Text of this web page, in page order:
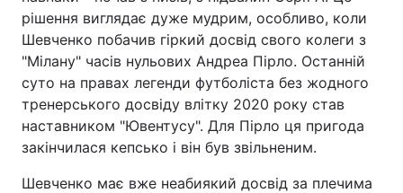
рішення виглядає дуже мудрим, особливо, коли
Шевченко побачив гіркий досвід свого колеги з
"Мілану" часів нульових Андреа Пірло. Останній
суто на правах легенди футболіста без жодного
тренерського досвіду влітку 2020 року став
наставником "Ювентусу". Для Пірло ця пригода
закінчилася кепсько і він був звільненим.
Шевченко має вже неабиякий досвід за плечима